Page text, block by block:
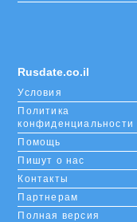
Rusdate.co.il
Условия
Политика
конфиденциальности
Помощь
Пишут о нас
Контакты
Партнерам
Полная версия